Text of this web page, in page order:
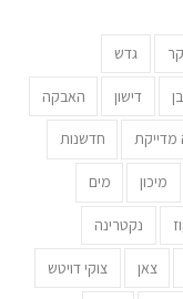
גדש
דישון האבקה
מדייקת חדשנות
מיכון מים
נקטרינה
צאן צוקי דויטש